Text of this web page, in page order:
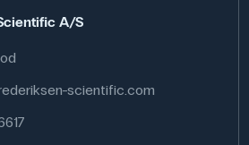
A/S
scientific.com